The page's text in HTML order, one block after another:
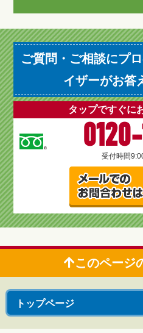
ご質問・ご相談にプ
イザーがお答
タップですぐに
受付時間
このページ